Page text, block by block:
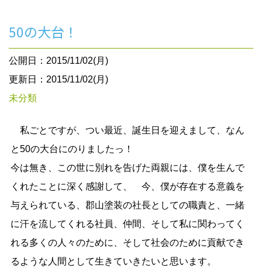
50の大台！
公開日：2015/11/02(月)
更新日：2015/11/02(月)
未分類
私ごとですが、つい最近、誕生日を迎えまして、なん
と50の大台にのりましたっ！
今は無き、この世に別れを告げた両親には、僕を生んで
くれたことに深く感謝して、 今、僕が存在する意義を
与えられている、郡山塗装の社長としての職責と、一緒
に汗を流してくれる社員、仲間、そして私に関わってく
れる多くの人々のために、そして社会のために貢献でき
るような人間として生きていきたいと思います。